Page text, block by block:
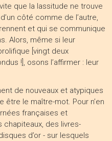
que la lassitude ne trouve
côté comme de l’autre,
et qui se communique
Alors, même si leur
[vingt deux
!], osons l’affirmer : leur
de nouveaux et atypiques
le maître-mot. Pour n’en
françaises et
des livres-
d’or - sur lesquels